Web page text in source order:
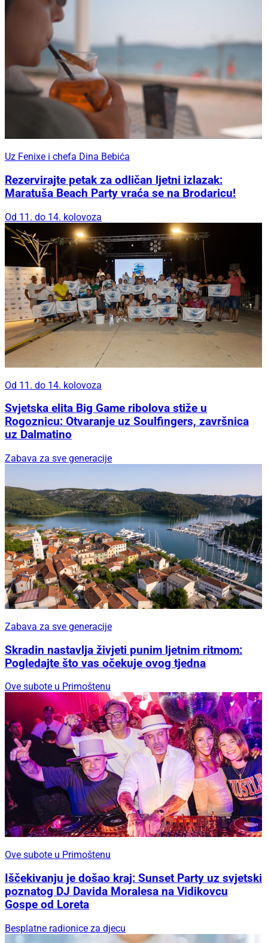
Uz Fenixe i chefa Dina Bebića
Rezervirajte petak za odličan ljetni izlazak:
Maratuša Beach Party vraća se na Brodaricu!
Od 11. do 14. kolovoza
Od 11. do 14. kolovoza
Svjetska elita Big Game ribolova stiže u
Rogoznicu: Otvaranje uz Soulfingers, završnica
uz Dalmatino
Zabava za sve generacije
Zabava za sve generacije
Skradin nastavlja živjeti punim ljetnim ritmom:
Pogledajte što vas očekuje ovog tjedna
Ove subote u Primoštenu
Ove subote u Primoštenu
Iščekivanju je došao kraj: Sunset Party uz svjetski
poznatog DJ Davida Moralesa na Vidikovcu
Gospe od Loreta
Besplatne radionice za djecu